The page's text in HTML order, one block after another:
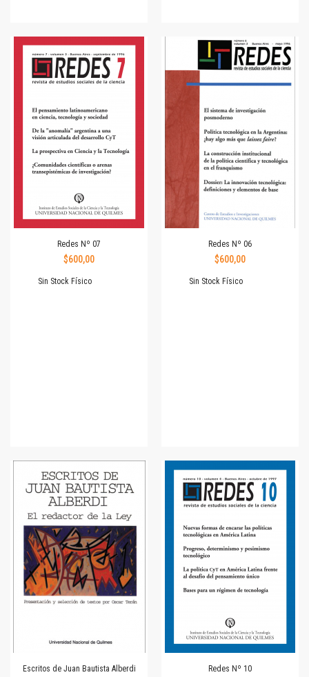
Redes Nº 07
$600,00
Sin Stock Físico
Redes Nº 06
$600,00
Sin Stock Físico
Escritos de Juan Bautista Alberdi
Redes Nº 10